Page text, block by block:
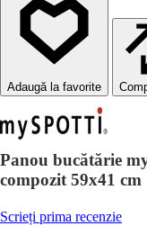
Panou bucătărie
compozit 59x41 cm
Scrieți prima recenzie